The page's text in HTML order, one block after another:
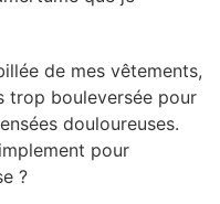
de mes vêtements,
trop bouleversée pour
douloureuses.
pour
?